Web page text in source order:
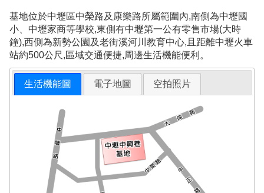
基地位於中壢區中榮路及康樂路所屬範圍內,南側為中壢國
小、中壢家商等學校,東側有中壢第一公有零售市場(大時
鐘),西側為新勢公園及老街溪河川教育中心,且距離中壢火車
站約500公尺,區域交通便捷,周邊生活機能便利。
生活機能圖 電子地圖 空拍照片